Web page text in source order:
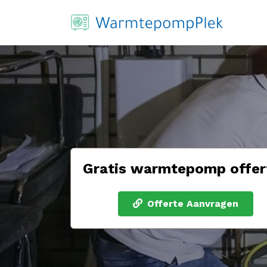
Gratis warmtepomp
Offerte Aanvragen